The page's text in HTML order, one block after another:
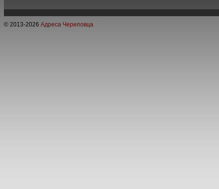
© 2013-2026 Адреса Череповца